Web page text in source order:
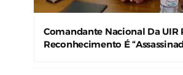
Comandante Nacional Da UIR
Reconhecimento É